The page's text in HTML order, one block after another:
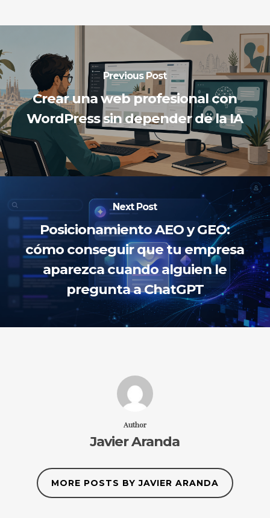
Previous Post
Crear una web profesional con
WordPress sin depender de la IA
Next Post
Posicionamiento AEO y GEO:
cómo conseguir que tu empresa
aparezca cuando alguien le
pregunta a ChatGPT
Author
Javier Aranda
MORE POSTS BY JAVIER ARANDA